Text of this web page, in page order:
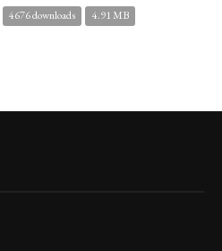
4676 downloads 4.91 MB